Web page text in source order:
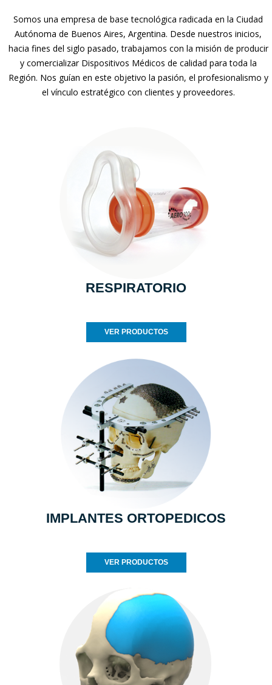
Somos una empresa de base tecnológica radicada en la Ciudad
Autónoma de Buenos Aires, Argentina. Desde nuestros inicios,
hacia fines del siglo pasado, trabajamos con la misión de producir
y comercializar Dispositivos Médicos de calidad para toda la
Región. Nos guían en este objetivo la pasión, el profesionalismo y
el vínculo estratégico con clientes y proveedores.
RESPIRATORIO
VER PRODUCTOS
IMPLANTES ORTOPEDICOS
VER PRODUCTOS